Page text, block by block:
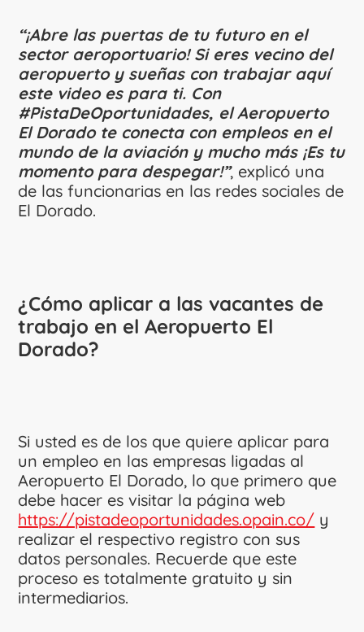
“¡Abre las puertas de tu futuro en el
sector aeroportuario! Si eres vecino del
aeropuerto y sueñas con trabajar aquí
este video es para ti. Con
#PistaDeOportunidades, el Aeropuerto
El Dorado te conecta con empleos en el
mundo de la aviación y mucho más ¡Es tu
momento para despegar!”, explicó una
de las funcionarias en las redes sociales de
El Dorado.
¿Cómo aplicar a las vacantes de
trabajo en el Aeropuerto El
Dorado?
Si usted es de los que quiere aplicar para
un empleo en las empresas ligadas al
Aeropuerto El Dorado, lo que primero que
debe hacer es visitar la página web
https://pistadeoportunidades.opain.co/ y
realizar el respectivo registro con sus
datos personales. Recuerde que este
proceso es totalmente gratuito y sin
intermediarios.